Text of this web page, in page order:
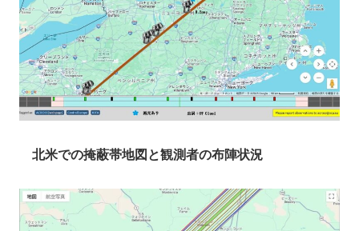
北米での掩蔽帯地図と観測者の布陣状況